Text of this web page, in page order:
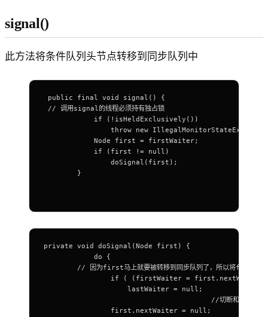
signal()
此方法将条件队列头节点转移到同步队列中
public final void signal() {
// 调用signal的线程必须持有独占锁
            if (!isHeldExclusively())
throw new
            Node first = firstWaiter;
            if (first != null)
                doSignal(first);
        }
private void doSignal(Node first) {
            do {
// 因为first马上就要被转移到同步队列了，所以将
if ( (firstWaiter = first.nextWaiter)
                    lastWaiter = null;
//切断和等待队
                first.nextWaiter = null;